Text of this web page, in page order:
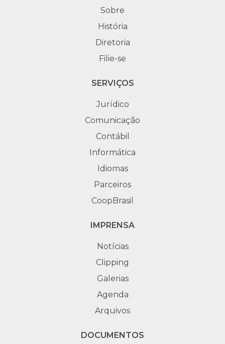
Sobre
História
Diretoria
Filie-se
SERVIÇOS
Jurídico
Comunicação
Contábil
Informática
Idiomas
Parceiros
CoopBrasil
IMPRENSA
Notícias
Clipping
Galerias
Agenda
Arquivos
DOCUMENTOS